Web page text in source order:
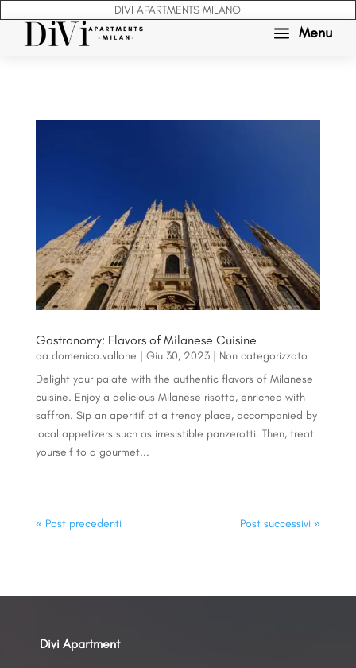
DIVI APARTMENTS MILANO
a Menu
Gastronomy: Flavors of Milanese Cuisine
da domenico.vallone | Giu 30, 2023| Non categorizzato
Delight your palate with the authentic flavors of Milanese
cuisine. Enjoy a delicious Milanese risotto, enriched with
saffron. Sip an aperitif at a trendy place, accompanied by
local appetizers such as irresistible panzerotti. Then, treat
yourself to a gourmet...
« Post precedenti Post successivi »
Divi Apartment